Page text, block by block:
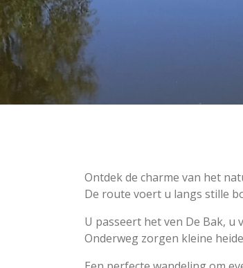
Ontdek de charme van het
De route voert u langs stille
U passeert het ven De Bak,
Onderweg zorgen kleine